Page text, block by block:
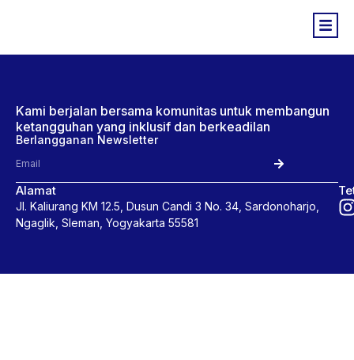
Kami berjalan bersama komunitas untuk membangun
ketangguhan yang inklusif dan berkeadilan
Berlangganan Newsletter
Alamat
Jl. Kaliurang KM 12.5, Dusun Candi 3 No. 34, Sardonoharjo,
Ngaglik, Sleman, Yogyakarta 55581